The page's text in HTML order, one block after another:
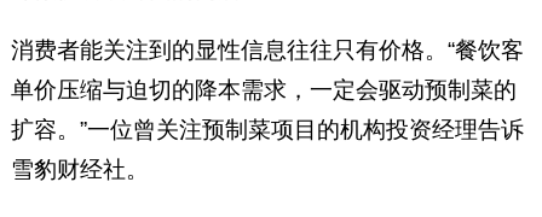
消费者能关注到的显性信息往往只有价格。“餐饮客
单价压缩与迫切的降本需求，一定会驱动预制菜的
扩容。”一位曾关注预制菜项目的机构投资经理告诉
雪豹财经社。